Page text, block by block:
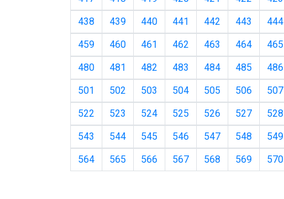
438
439 440 441 442 443 444
459
460 461 462 463 464 465
480
481 482 483 484 485 486
501
502 503 504 505 506 507
522
523 524 525 526 527 528
543
544 545 546 547 548 549
564
565 566 567 568 569 570